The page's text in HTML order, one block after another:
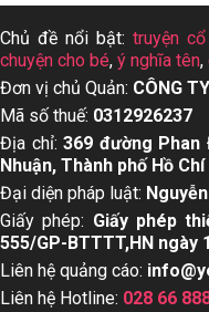
Chủ đề nổi bật:truyện
chuyện cho bé, ý nghĩa tên,
Đơn vị chủ Quản: CÔNG
Mã số thuế: 0312926237
Địa chỉ:369 đường Phan
Nhuận, Thành phố Hồ
Đại diện pháp luật:
Giấy phép: Giấy phép
555/GP-BTTTT,HN ngày
Liên hệ quảng cáo:
Liên hệ Hotline: 028 66